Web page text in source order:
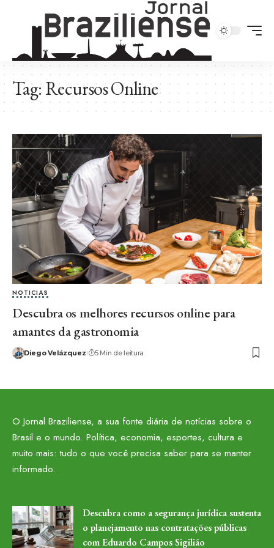
Tag:Recursos Online
NOTICIAS
Descubra os melhores recursos online para
amantes da gastronomia
Diego Velázquez 5 Min de leitura
O Jornal Braziliense, a sua fonte diária de notícias sobre o
Brasil e o mundo. Política, economia, esportes, cultura e
muito mais: tudo o que você precisa saber para se manter
informado.
Descubra como a segurança jurídica sustenta
o planejamento nas contratações públicas
com Eduardo Campos Sigilião